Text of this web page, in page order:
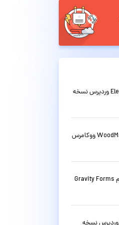
افزونه صفحه ساز المنتور پرو Elementor Pro وردپرس نسخه
قالب فروشگاهی چندمنظوره وودمارت WoodMart ووکامرس
افزونه فرم ساز حرفه ای وردپرس گرویتی فرم Gravity Forms